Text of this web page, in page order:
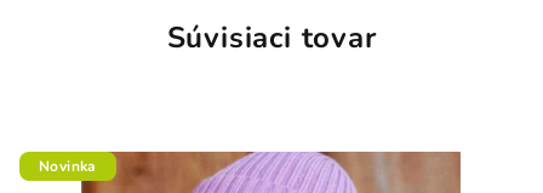
Súvisiaci tovar
Novinka